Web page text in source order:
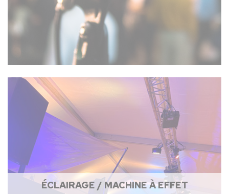
ÉCLAIRAGE / MACHINE À EFFET